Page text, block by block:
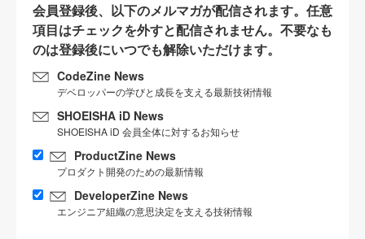
会員登録後、以下のメルマガが配信されます。任意
項目はチェックを外すと配信されません。不要なも
のは登録後にいつでも解除いただけます。
CodeZine News
デベロッパーの学びと成長を支える最新技術情報
SHOEISHA iD News
SHOEISHA iD 会員全体に対するお知らせ
ProductZine News
プロダクト開発のための最新情報
DeveloperZine News
エンジニア組織の意思決定を支える技術情報